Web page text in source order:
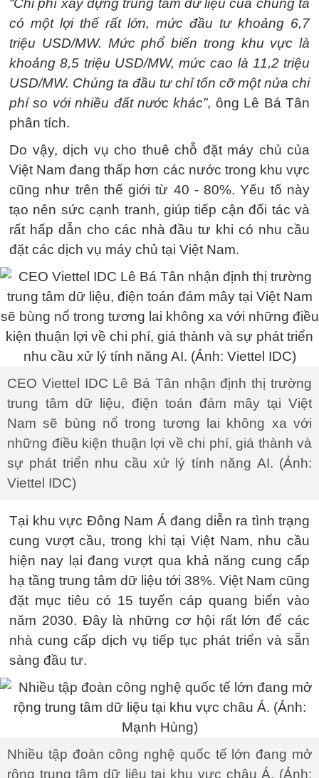
“Chi phí xây dựng trung tâm dữ liệu của chúng ta
có một lợi thế rất lớn, mức đầu tư khoảng 6,7
triệu USD/MW. Mức phổ biến trong khu vực là
khoảng 8,5 triệu USD/MW, mức cao là 11,2 triệu
USD/MW. Chúng ta đầu tư chỉ tốn cỡ một nửa chi
phí so với nhiều đất nước khác”, ông Lê Bá Tân
phân tích.
Do vậy, dịch vụ cho thuê chỗ đặt máy chủ của
Việt Nam đang thấp hơn các nước trong khu vực
cũng như trên thế giới từ 40 - 80%. Yếu tố này
tạo nên sức cạnh tranh, giúp tiếp cận đối tác và
rất hấp dẫn cho các nhà đầu tư khi có nhu cầu
đặt các dịch vụ máy chủ tại Việt Nam.
CEO Viettel IDC Lê Bá Tân nhận định thị trường
trung tâm dữ liệu, điện toán đám mây tại Việt
Nam sẽ bùng nổ trong tương lai không xa với
những điều kiện thuận lợi về chi phí, giá thành và
sự phát triển nhu cầu xử lý tính năng AI. (Ảnh:
Viettel IDC)
Tại khu vực Đông Nam Á đang diễn ra tình trạng
cung vượt cầu, trong khi tại Việt Nam, nhu cầu
hiện nay lại đang vượt qua khả năng cung cấp
hạ tầng trung tâm dữ liệu tới 38%. Việt Nam cũng
đặt mục tiêu có 15 tuyến cáp quang biển vào
năm 2030. Đây là những cơ hội rất lớn để các
nhà cung cấp dịch vụ tiếp tục phát triển và sẵn
sàng đầu tư.
Nhiều tập đoàn công nghệ quốc tế lớn đang mở
rộng trung tâm dữ liệu tại khu vực châu Á. (Ảnh: